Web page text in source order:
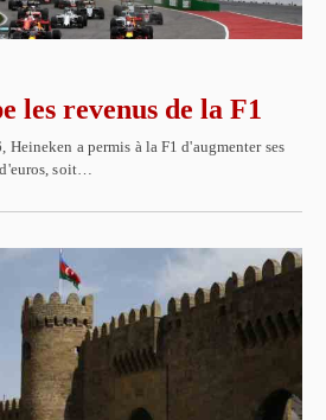
les revenus de la F1
a permis à la F1 d'augmenter ses
soit…